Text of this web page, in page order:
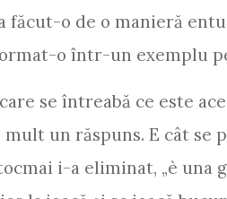
făcut-o de o manieră
o într-un exemplu
se întreabă ce este
un răspuns. E cât se
i-a eliminat, „è una